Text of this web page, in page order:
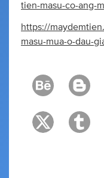
tien-masu-co-ang-
https://
masu-mua-o-dau-